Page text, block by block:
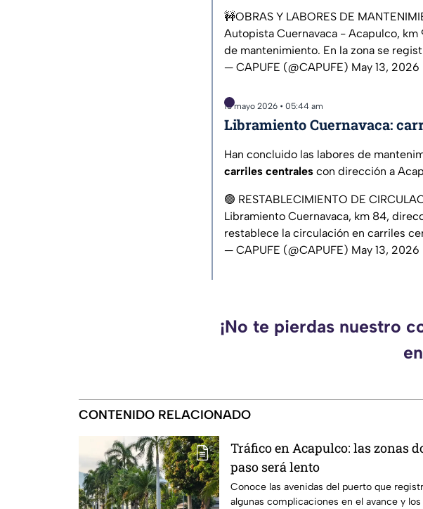
🚧OBRAS Y LABORES DE
Autopista Cuernavaca - Acapulco,
de mantenimiento. En la zona se
— CAPUFE (@CAPUFE) May 13, 2026
13 mayo 2026 • 05:44 am
Libramiento Cuernavaca:
Han concluido las labores de
carriles centrales con dirección a
🟢 RESTABLECIMIENTO DE
Libramiento Cuernavaca, km 84,
restablece la circulación en carriles
— CAPUFE (@CAPUFE) May 13, 2026
¡No te pierdas nuestro
CONTENIDO RELACIONADO
Tráfico en Acapulco: las zonas
paso será lento
Conoce las avenidas del puerto que
algunas complicaciones en el avance y